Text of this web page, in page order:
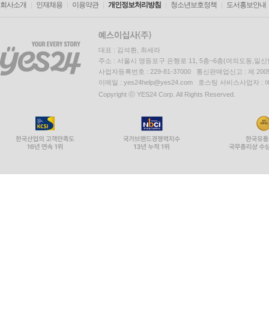
회사소개 인재채용 이용약관 개인정보처리방침 청소년보호정책 도서홍보안내
대표 : 김석환, 최세라
주소 : 서울시 영등포구 은행로 11, 5층~6층(여의도동,일신
사업자등록번호 : 229-81-37000 통신판매업신고 : 제
이메일 : yes24help@yes24.com 호스팅 서비스사업자 :
Copyright ⓒ YES24 Corp. All Rights Reserved.